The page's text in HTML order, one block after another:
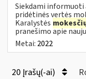
Siekdami informuoti
pridėtinės vertės
Karalystės
pranešimo apie
Metai: 2022
20 Įrašų(-ai)